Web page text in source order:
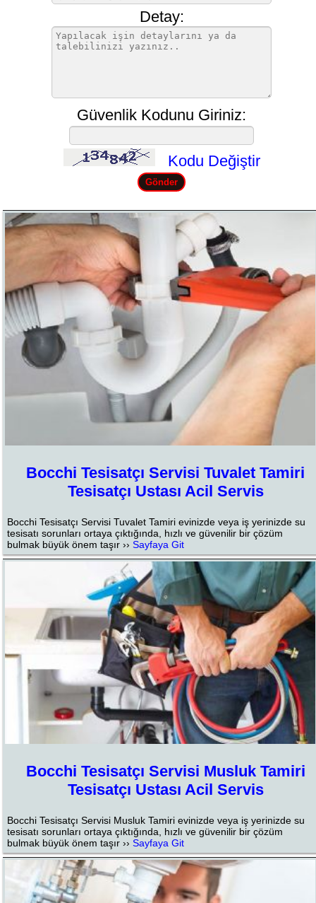
Detay:
Güvenlik Kodunu Giriniz:
Kodu Değiştir
Bocchi Tesisatçı Servisi Tuvalet Tamiri
Tesisatçı Ustası Acil Servis
Bocchi Tesisatçı Servisi Tuvalet Tamiri evinizde veya iş yerinizde su
tesisatı sorunları ortaya çıktığında, hızlı ve güvenilir bir çözüm
bulmak büyük önem taşır ››Sayfaya Git
Bocchi Tesisatçı Servisi Musluk Tamiri
Tesisatçı Ustası Acil Servis
Bocchi Tesisatçı Servisi Musluk Tamiri evinizde veya iş yerinizde su
tesisatı sorunları ortaya çıktığında, hızlı ve güvenilir bir çözüm
bulmak büyük önem taşır ››Sayfaya Git